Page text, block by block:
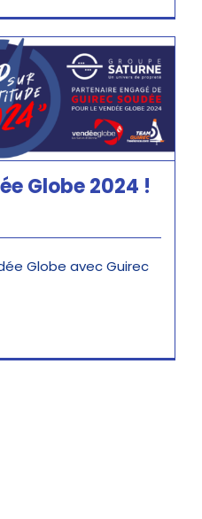
Globe 2024 !
Globe avec Guirec